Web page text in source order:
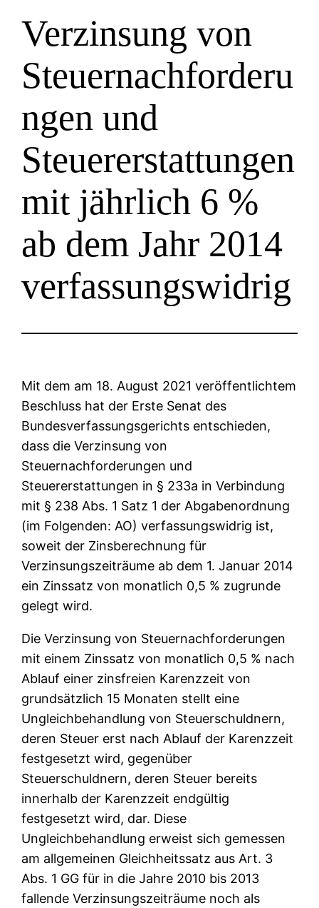
Verzinsung von
Steuernachforderu
ngen und
Steuererstattungen
mit jährlich 6 %
ab dem Jahr 2014
verfassungswidrig
Mit dem am 18. August 2021 veröffentlichtem
Beschluss hat der Erste Senat des
Bundesverfassungsgerichts entschieden,
dass die Verzinsung von
Steuernachforderungen und
Steuererstattungen in § 233a in Verbindung
mit § 238 Abs. 1 Satz 1 der Abgabenordnung
(im Folgenden: AO) verfassungswidrig ist,
soweit der Zinsberechnung für
Verzinsungszeiträume ab dem 1. Januar 2014
ein Zinssatz von monatlich 0,5 % zugrunde
gelegt wird.
Die Verzinsung von Steuernachforderungen
mit einem Zinssatz von monatlich 0,5 % nach
Ablauf einer zinsfreien Karenzzeit von
grundsätzlich 15 Monaten stellt eine
Ungleichbehandlung von Steuerschuldnern,
deren Steuer erst nach Ablauf der Karenzzeit
festgesetzt wird, gegenüber
Steuerschuldnern, deren Steuer bereits
innerhalb der Karenzzeit endgültig
festgesetzt wird, dar. Diese
Ungleichbehandlung erweist sich gemessen
am allgemeinen Gleichheitssatz aus Art. 3
Abs. 1 GG für in die Jahre 2010 bis 2013
fallende Verzinsungszeiträume noch als